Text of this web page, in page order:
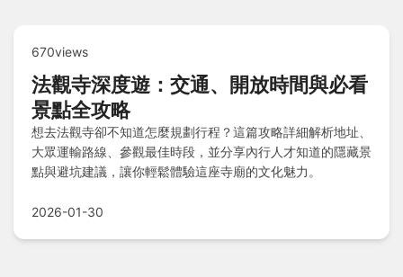
670views
法觀寺深度遊：交通、開放時間與必看
景點全攻略
想去法觀寺卻不知道怎麼規劃行程？這篇攻略詳細解析地址、
大眾運輸路線、參觀最佳時段，並分享內行人才知道的隱藏景
點與避坑建議，讓你輕鬆體驗這座寺廟的文化魅力。
2026-01-30